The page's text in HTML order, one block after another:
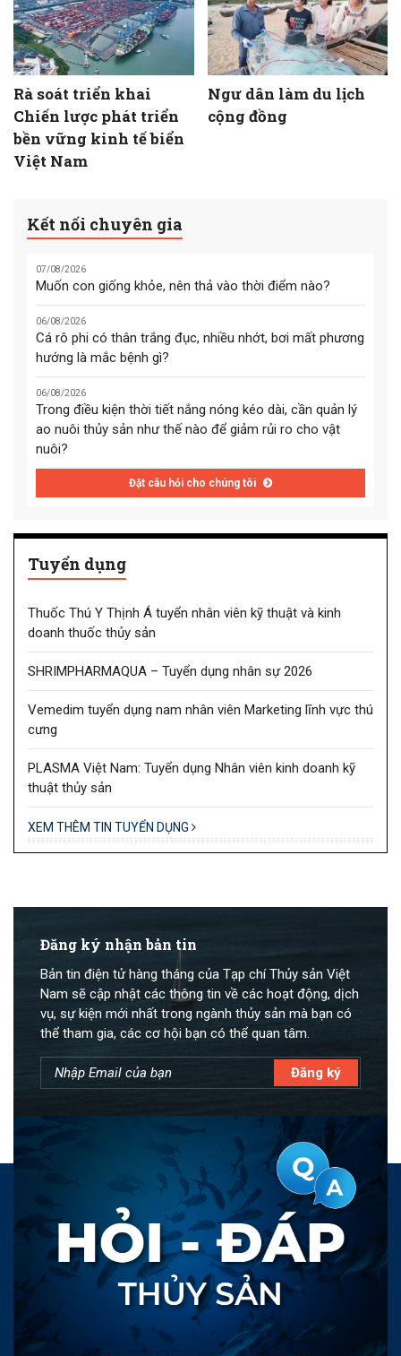
Rà soát triển khai
Chiến lược phát triển
bền vững kinh tế biển
Việt Nam
Ngư dân làm du lịch
cộng đồng
Kết nối chuyên gia
07/08/2026
Muốn con giống khỏe, nên thả vào thời điểm nào?
06/08/2026
Cá rô phi có thân trắng đục, nhiều nhớt, bơi mất phương
hướng là mắc bệnh gì?
06/08/2026
Trong điều kiện thời tiết nắng nóng kéo dài, cần quản lý
ao nuôi thủy sản như thế nào để giảm rủi ro cho vật
nuôi?
Đặt câu hỏi cho chúng tôi
Tuyển dụng
Thuốc Thú Y Thịnh Á tuyển nhân viên kỹ thuật và kinh
doanh thuốc thủy sản
SHRIMPHARMAQUA – Tuyển dụng nhân sự 2026
Vemedim tuyển dụng nam nhân viên Marketing lĩnh vực thú
cưng
PLASMA Việt Nam: Tuyển dụng Nhân viên kinh doanh kỹ
thuật thủy sản
XEM THÊM TIN TUYỂN DỤNG
Đăng ký nhận bản tin
Bản tin điện tử hàng tháng của Tạp chí Thủy sản Việt
Nam sẽ cập nhật các thông tin về các hoạt động, dịch
vụ, sự kiện mới nhất trong ngành thủy sản mà bạn có
thể tham gia, các cơ hội bạn có thể quan tâm.